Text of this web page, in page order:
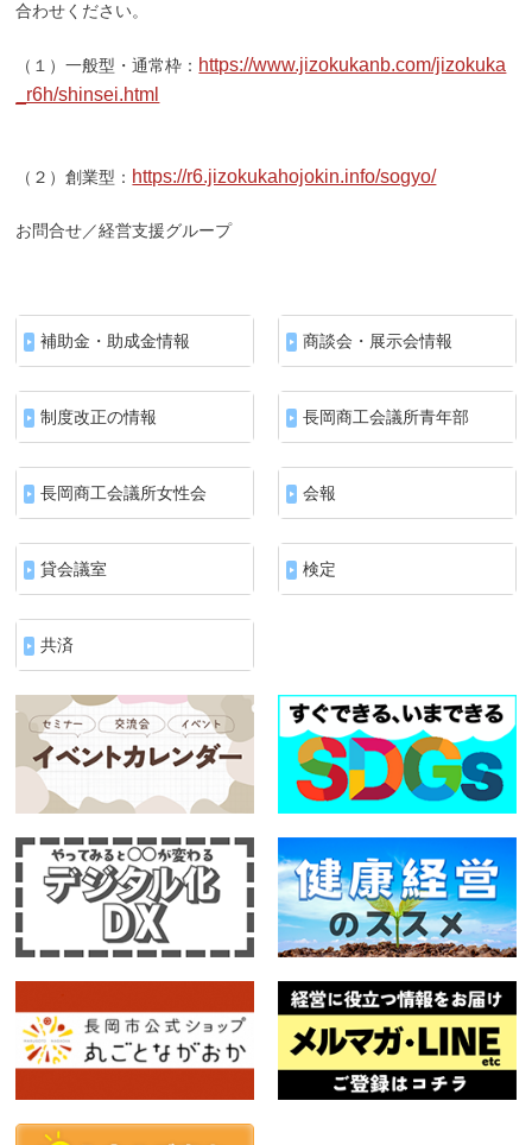
合わせください。
（１）一般型・通常枠： https://www.jizokukanb.com/jizokuka
_r6h/shinsei.html
（２）創業型： https://r6.jizokukahojokin.info/sogyo/
お問合せ／経営支援グループ
補助金・助成金情報 商談会・展示会情報
制度改正の情報 長岡商工会議所青年部
長岡商工会議所女性会 会報
貸会議室 検定
共済